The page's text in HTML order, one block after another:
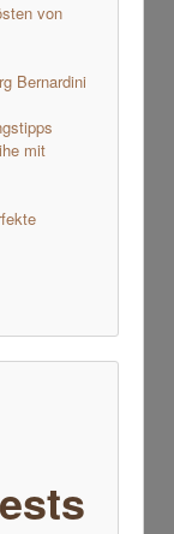
von
Bernardini
mit